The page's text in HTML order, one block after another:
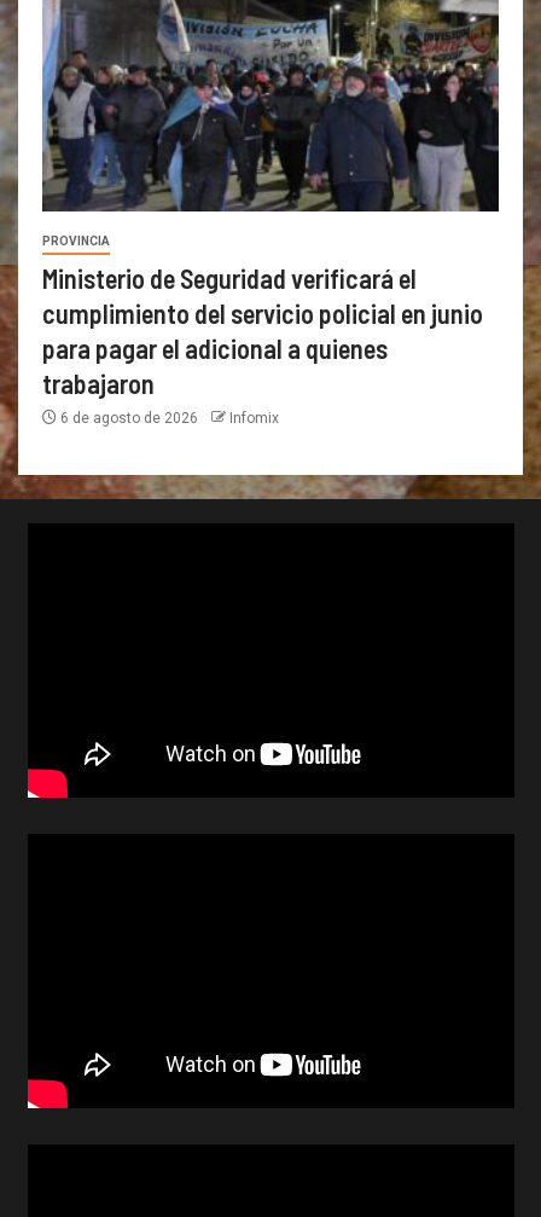
PROVINCIA
Ministerio de Seguridad verificará el
cumplimiento del servicio policial en junio
para pagar el adicional a quienes
trabajaron
6 de agosto de 2026 Infomix